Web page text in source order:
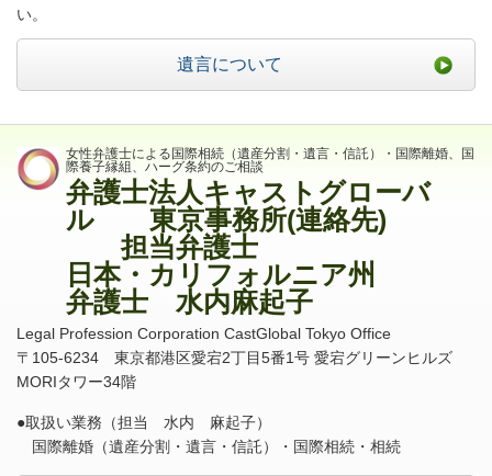
い。
遺言について
女性弁護士による国際相続（遺産分割・遺言・信託）・国際離婚、国
際養子縁組、ハーグ条約のご相談
弁護士法人キャストグローバ
ル 東京事務所(連絡先)
担当弁護士
日本・カリフォルニア州
弁護士 水内麻起子
Legal Profession Corporation CastGlobal Tokyo Office
〒 105-6234 東京都港区愛宕2丁目5番1号 愛宕グリーンヒルズ
MORIタワー34階
●取扱い業務（担当 水内 麻起子）
国際離婚（遺産分割・遺言・信託）・国際相続・相続